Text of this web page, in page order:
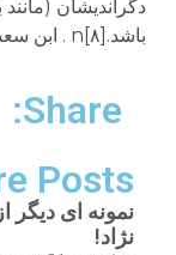
Share:
Posts
نمونه ای دیگر
نژاد!